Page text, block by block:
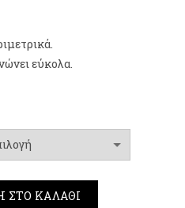
εύκολα.
ΣΤΟ ΚΑΛΆΘΙ